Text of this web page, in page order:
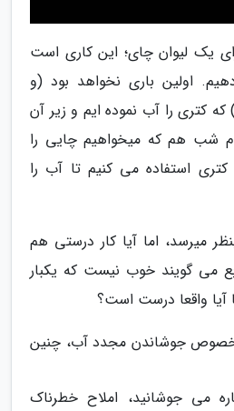
یک لیوان چای؛ این کاری است
اولین باری نخواهد بود (و
کتری را آب نموده ایم و زیر آن
شب هم که میخواهیم چایی را
استفاده می کنیم تا آب را
میرسد، اما آیا کار درستی هم
گویند خوب نیست که یکبار
آیا واقعا درست است؟
خصوص جوشاندن مجدد آب، چنین
می جوشانید، املاح خطرناک